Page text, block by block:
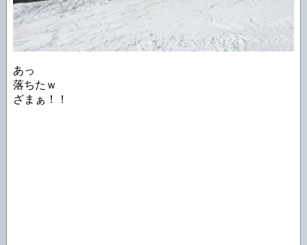
あっ
落ちたｗ
ざまぁ！！